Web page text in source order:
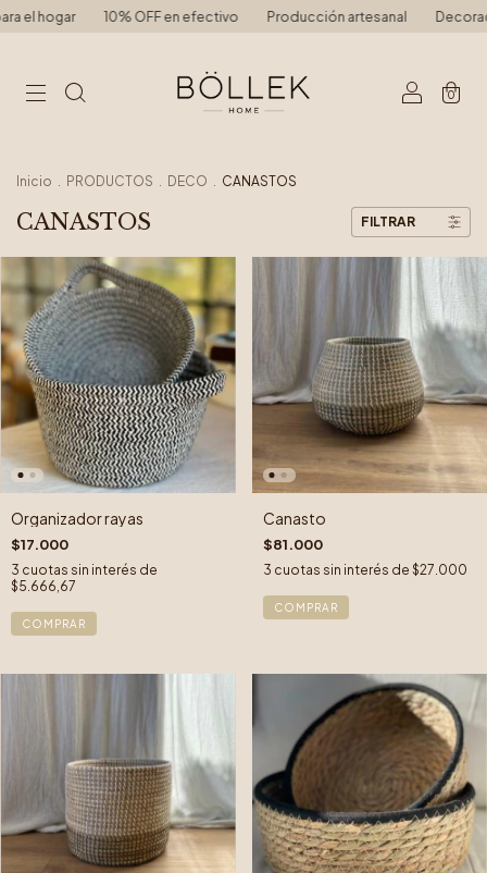
el hogar 10% OFF en efectivo Producción artesanal
0
Inicio . PRODUCTOS . DECO . CANASTOS
CANASTOS FILTRAR
Organizador rayas
$17.000
3 cuotas sin interés de
$5.666,67
COMPRAR
Canasto
$81.000
3 cuotas sin interés de $27.000
COMPRAR